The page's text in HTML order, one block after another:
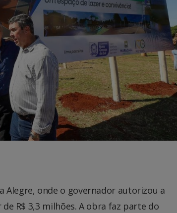
onde o governador autorizou a
R$ 3,3 milhões. A obra faz parte do